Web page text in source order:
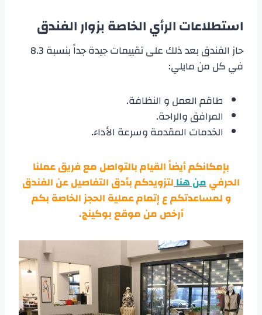
استطلاعات الرأي الخاصة بزوار الفندق
حاز الفندق بعد ذلك على تقييمات جيدة جداً بنسبة 8.3
في كل من مايلي:
طاقم العمل و النظافة.
المرافق والراحة.
الخدمات المقدمة وسرعة الأداء.
بإمكانكم أيضاً القيام بالتواصل مع فريق عملنا
الحرفيمن هنالتزويدكم بأدق التفاصيل عن الفندق
و لمساعدتكم ع إتمام عملية الحجز الخاصة بكم
أرخص من موقع بوكينج.